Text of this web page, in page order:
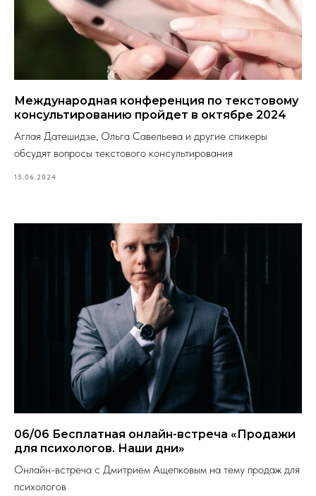
Международная конференция по текстовому
консультированию пройдет в октябре 2024
Аглая Датешидзе, Ольга Савельева и другие спикеры
обсудят вопросы текстового консультирования
15.06.2024
06/06 Бесплатная онлайн-встреча «Продажи
для психологов. Наши дни»
Онлайн-встреча с Дмитрием Ащепковым на тему продаж для
психологов